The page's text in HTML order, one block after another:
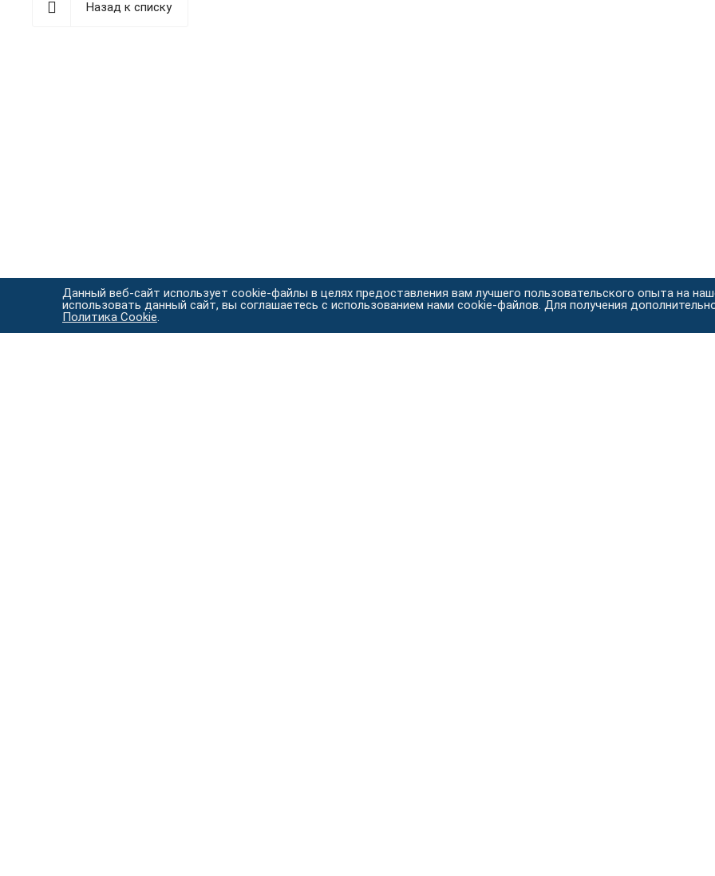
Назад к списку
Данный веб-сайт использует cookie-файлы в целях предоставления вам лучшего пользовательского опыта на
использовать данный сайт, вы соглашаетесь с использованием нами cookie-файлов. Для получения
Политика Cookie.